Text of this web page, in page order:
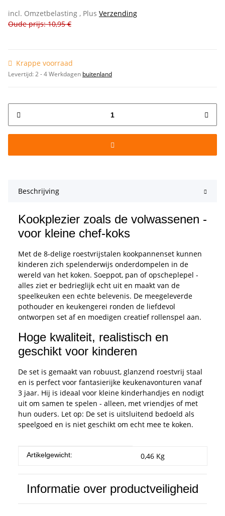
incl. Omzetbelasting , Plus Verzending
Oude prijs: 10,95 €
Krappe voorraad
Levertijd:2 - 4 Werkdagen buitenland
Beschrijving
Kookplezier zoals de volwassenen -
voor kleine chef-koks
Met de 8-delige roestvrijstalen kookpannenset kunnen
kinderen zich spelenderwijs onderdompelen in de
wereld van het koken. Soeppot, pan of opscheplepel -
alles ziet er bedrieglijk echt uit en maakt van de
speelkeuken een echte belevenis. De meegeleverde
pothouder en keukengerei ronden de liefdevol
ontworpen set af en moedigen creatief rollenspel aan.
Hoge kwaliteit, realistisch en
geschikt voor kinderen
De set is gemaakt van robuust, glanzend roestvrij staal
en is perfect voor fantasierijke keukenavonturen vanaf
3 jaar. Hij is ideaal voor kleine kinderhandjes en nodigt
uit om samen te spelen - alleen, met vriendjes of met
hun ouders. Let op: De set is uitsluitend bedoeld als
speelgoed en is niet geschikt om echt mee te koken.
#productDetails.itemInformation#
#productDetails.itemValue#
Artikelgewicht: 0,46 Kg
Informatie over productveiligheid